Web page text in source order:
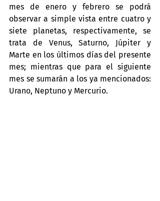
mes de enero y febrero se podrá
observar a simple vista entre cuatro y
siete planetas, respectivamente, se
trata de Venus, Saturno, Júpiter y
Marte en los últimos días del presente
mes; mientras que para el siguiente
mes se sumarán a los ya mencionados:
Urano, Neptuno y Mercurio.